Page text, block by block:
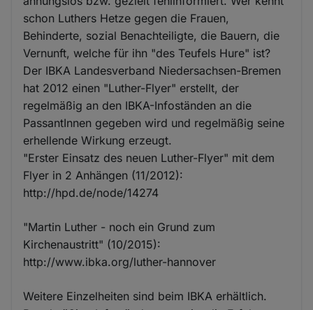
schon Luthers Hetze gegen die Frauen,
Behinderte, sozial Benachteiligte, die Bauern, die
Vernunft, welche für ihn "des Teufels Hure" ist?
Der IBKA Landesverband Niedersachsen-Bremen
hat 2012 einen "Luther-Flyer" erstellt, der
regelmäßig an den IBKA-Infoständen an die
PassantInnen gegeben wird und regelmäßig seine
erhellende Wirkung erzeugt.
"Erster Einsatz des neuen Luther-Flyer" mit dem
Flyer in 2 Anhängen (11/2012):
http://hpd.de/node/14274
"Martin Luther - noch ein Grund zum
Kirchenaustritt" (10/2015):
http://www.ibka.org/luther-hannover
Weitere Einzelheiten sind beim IBKA erhältlich.